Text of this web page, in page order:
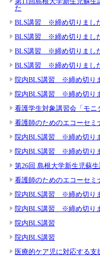
た
BLS講習 ※締め切りまし
BLS講習 ※締め切りまし
BLS講習 ※締め切りまし
BLS講習 ※締め切りまし
院内BLS講習 ※締め切り
院内BLS講習 ※締め切り
看護学生対象講習会「モニ
看護師のためのエコーセミ
院内BLS講習 ※締め切り
院内BLS講習 ※締め切り
第26回 島根大学新生児蘇
看護師のためのエコーセミ
院内BLS講習 ※締め切り
院内BLS講習 ※締め切り
院内BLS講習
院内BLS講習
医療的ケア児に対応する支